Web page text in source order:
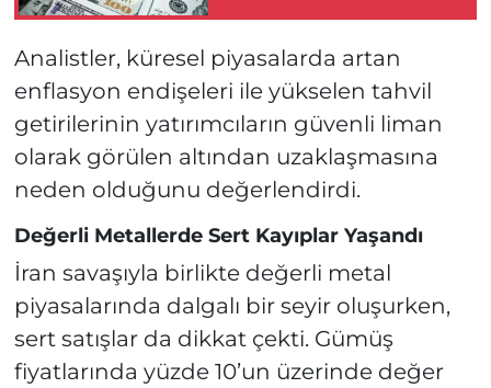
Analistler, küresel piyasalarda artan
enflasyon endişeleri ile yükselen tahvil
getirilerinin yatırımcıların güvenli liman
olarak görülen altından uzaklaşmasına
neden olduğunu değerlendirdi.
Değerli Metallerde Sert Kayıplar Yaşandı
İran savaşıyla birlikte değerli metal
piyasalarında dalgalı bir seyir oluşurken,
sert satışlar da dikkat çekti. Gümüş
fiyatlarında yüzde 10’un üzerinde değer